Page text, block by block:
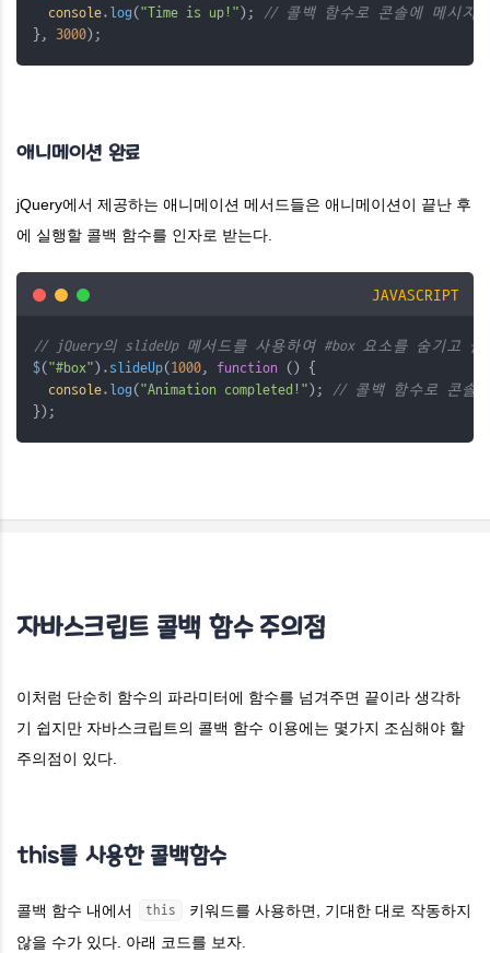
console. log( "Time is up!" );
// 콜백 함수로 콘솔에 메시지
}, 3000);
애니메이션 완료
jQuery에서 제공하는 애니메이션 메서드들은 애니메이션이 끝난 후
에 실행할 콜백 함수를 인자로 받는다.
JAVASCRIPT
// jQuery의 slideUp 메서드를 사용하여 #box 요소를 숨기고
$( "#box" ).slideUp( 1000, function () {
console. log( "Animation completed!" );
// 콜백 함수로 콘솔
});
자바스크립트 콜백 함수 주의점
이처럼 단순히 함수의 파라미터에 함수를 넘겨주면 끝이라 생각하
기 쉽지만 자바스크립트의 콜백 함수 이용에는 몇가지 조심해야 할
주의점이 있다.
this를 사용한 콜백함수
콜백 함수 내에서 this
키워드를 사용하면, 기대한 대로 작동하지
않을 수가 있다. 아래 코드를 보자.